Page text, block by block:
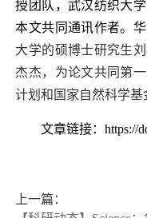
授团队，武汉纺织大
本文共同通讯作者。华
大学的硕博士研究生
杰杰，为论文共同第
计划和国家自然科学基
文章链接：https://
上一篇：